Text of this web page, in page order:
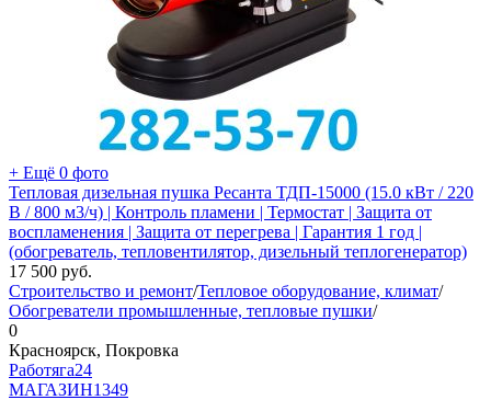
+ Ещё 0 фото
Тепловая дизельная пушка Ресанта ТДП-15000 (15.0 кВт / 220
В / 800 м3/ч) | Контроль пламени | Термостат | Защита от
воспламенения | Защита от перегрева | Гарантия 1 год |
(обогреватель, тепловентилятор, дизельный теплогенератор)
17 500 руб.
Строительство и ремонт/Тепловое оборудование, климат/
Обогреватели промышленные, тепловые пушки/
0
Красноярск, Покровка
Работяга24
МАГАЗИН1349